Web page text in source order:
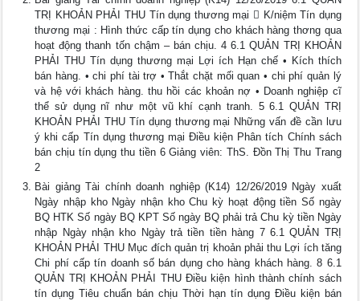
TRỊ KHOẢN PHẢI THU Tín dụng thương mại  K/niệm Tín dụng
thương mại : Hình thức cấp tín dụng cho khách hàng thơng qua
hoạt động thanh tốn chậm – bán chịu. 4 6.1 QUẢN TRỊ KHOẢN
PHẢI THU Tín dụng thương mại Lợi ích Hạn chế • Kích thích
bán hàng. • chi phí tài trợ • Thắt chặt mối quan • chi phí quản lý
và hệ với khách hàng. thu hồi các khoản nợ • Doanh nghiệp cĩ
thể sử dụng nĩ như một vũ khí cạnh tranh. 5 6.1 QUẢN TRỊ
KHOẢN PHẢI THU Tín dụng thương mại Những vấn đề cần lưu
ý khi cấp Tín dụng thương mại Điều kiện Phân tích Chính sách
bán chịu tín dụng thu tiền 6 Giảng viên: ThS. Đồn Thị Thu Trang
2
Bài giảng Tài chính doanh nghiệp (K14) 12/26/2019 Ngày xuất
Ngày nhập kho Ngày nhận kho Chu kỳ hoạt động tiền Số ngày
BQ HTK Số ngày BQ KPT Số ngày BQ phải trả Chu kỳ tiền Ngày
nhập Ngày nhận kho Ngày trả tiền tiền hàng 7 6.1 QUẢN TRỊ
KHOẢN PHẢI THU Mục đích quản trị khoản phải thu Lợi ích tăng
Chi phí cấp tín doanh số bán dụng cho hàng khách hàng. 8 6.1
QUẢN TRỊ KHOẢN PHẢI THU Điều kiện hình thành chính sách
tín dụng Tiêu chuẩn bán chịu Thời hạn tín dụng Điều kiện bán